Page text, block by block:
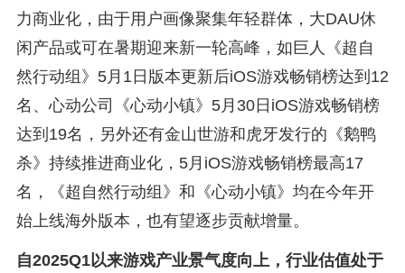
力商业化，由于用户画像聚集年轻群体，大DAU休
闲产品或可在暑期迎来新一轮高峰，如巨人《超自
然行动组》5月1日版本更新后iOS游戏畅销榜达到12
名、心动公司《心动小镇》5月30日iOS游戏畅销榜
达到19名，另外还有金山世游和虎牙发行的《鹅鸭
杀》持续推进商业化，5月iOS游戏畅销榜最高17
名，《超自然行动组》和《心动小镇》均在今年开
始上线海外版本，也有望逐步贡献增量。
自2025Q1以来游戏产业景气度向上，行业估值处于